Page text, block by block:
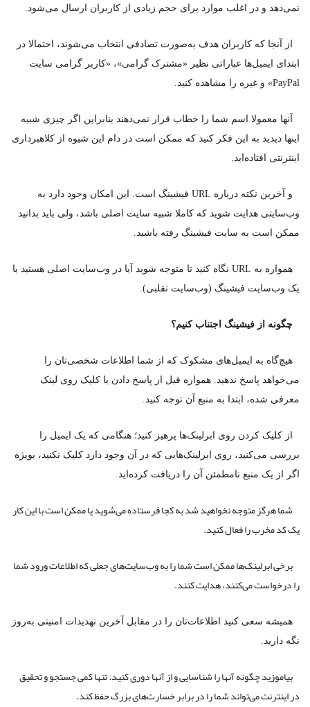
نمی‌دهد و در اغلب موارد برای حجم زیادی از کاربران ارسال می‌شود.
از آنجا که کاربران هدف به‌صورت تصادفی انتخاب می‌شوند، احتمالا در
ابتدای ایمیل‌ها عباراتی نظیر «مشترک گرامی»، «کاربر گرامی سایت
PayPal» و غیره را مشاهده کنید.
آنها معمولا اسم شما را خطاب قرار نمی‌دهند بنابراین اگر چیزی شبیه
اینها دیدید به این فکر کنید که ممکن است در دام این شیوه‌ از کلاهبرداری
اینترنتی افتاده‌اید.
و آخرین نکته درباره URL فیشینگ است. این امکان وجود دارد به
وب‌سایتی هدایت شوید که کاملا شبیه سایت اصلی باشد، ولی باید بدانید
ممکن است به سایت فیشینگ رفته باشید.
همواره به URL نگاه کنید تا متوجه شوید آیا در وب‌سایت اصلی هستید یا
یک وب‌سایت فیشینگ (وب‌سایت تقلبی).
چگونه از فیشینگ اجتناب کنیم؟
هیچ‌گاه به ایمیل‌های مشکوک که از شما اطلاعات شخصی‌تان را
می‌خواهد پاسخ ندهید. همواره قبل از پاسخ دادن یا کلیک روی لینک
معرفی شده، ابتدا به منبع آن توجه کنید.
از کلیک کردن روی ابرلینک‌ها پرهیز کنید؛ هنگامی که یک ایمیل را
بررسی می‌کنید، روی ابرلینک‌هایی که در آن وجود دارد کلیک نکنید، بویژه
اگر از یک منبع نامطمئن آن را دریافت کرده‌اید.
شما هرگز متوجه نخواهید شد به کجا فرستاده می‌شوید یا ممکن است با این کار
یک کد مخرب را فعال کنید.
برخی ابرلینک‌ها ممکن است شما را به وب‌سایت‌های جعلی که اطلاعات ورود شما
را درخواست می‌کنند، هدایت کنند.
همیشه سعی کنید اطلاعات‌تان را در مقابل آخرین تهدیدات امنیتی به‌روز
نگه دارید.
بیاموزید چگونه آنها را شناسایی و از آنها دوری کنید. تنها کمی جستجو و تحقیق
در اینترنت می‌تواند شما را در برابر خسارت‌های بزرگ حفظ کند.